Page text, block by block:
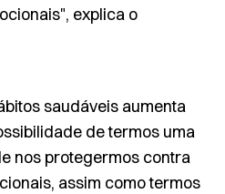
explica o
saudáveis aumenta
de termos uma
nos protegermos contra
assim como termos